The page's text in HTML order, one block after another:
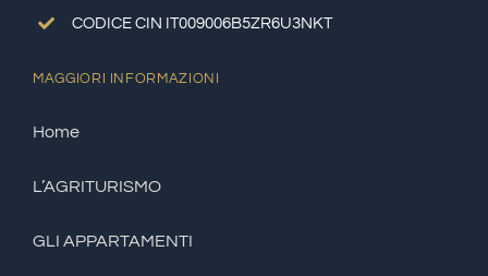
CODICE CIN IT009006B5ZR6U3NKT
MAGGIORI INFORMAZIONI
Home
L’AGRITURISMO
GLI APPARTAMENTI